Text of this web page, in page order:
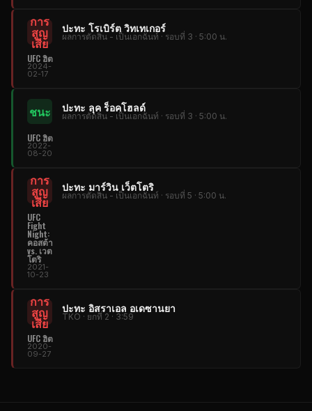
การ
สูญ
เสีย
ปะทะ โรเบิร์ต วิทเทเกอร์
ผลการตัดสิน - เป็นเอกฉันท์ · รอบที่ 3 · 5:00 น.
UFC ฮิต
2024-
02-17
ชนะ ปะทะ ลุค ร็อคโฮลด์
ผลการตัดสิน - เป็นเอกฉันท์ · รอบที่ 3 · 5:00 น.
UFC ฮิต
2022-
08-20
การ
สูญ
เสีย
ปะทะ มาร์วิน เว็ตโตริ
ผลการตัดสิน - เป็นเอกฉันท์ · รอบที่ 5 · 5:00 น.
UFC
Fight
Night:
คอสต้า
vs. เวต
โตริ
2021-
10-23
การ
สูญ
เสีย
ปะทะ อิสราเอล อเดซานยา
TKO · ยกที่ 2 · 3:59
UFC ฮิต
2020-
09-27